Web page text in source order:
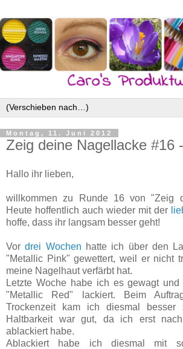
Montag, 11. Juni 2012
Zeig deine Nagellacke #16
Hallo ihr lieben,
willkommen zu Runde 16 von "Zeig
Heute hoffentlich auch wieder mit der
hoffe, dass ihr langsam besser geht!
Vordrei Wochen hatte ich über den
"Metallic Pink" gewettert, weil er nicht
meine Nagelhaut verfärbt hat.
Letzte Woche habe ich es gewagt
"Metallic Red" lackiert. Beim
Trockenzeit kam ich diesmal besser
Haltbarkeit war gut, da ich erst
ablackiert habe.
Ablackiert habe ich diesmal mit